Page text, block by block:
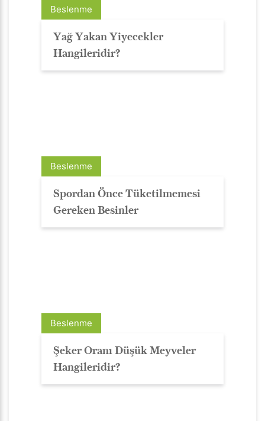
Beslenme
Yağ Yakan Yiyecekler
Hangileridir?
Beslenme
Spordan Önce Tüketilmemesi
Gereken Besinler
Beslenme
Şeker Oranı Düşük Meyveler
Hangileridir?